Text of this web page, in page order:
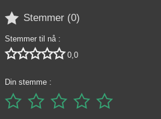
 Stemmer (0)
Stemmer til nå :
 0,0
Din stemme :
    